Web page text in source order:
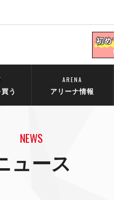
う
ARENA
アリーナ情報
NEWS
ュース